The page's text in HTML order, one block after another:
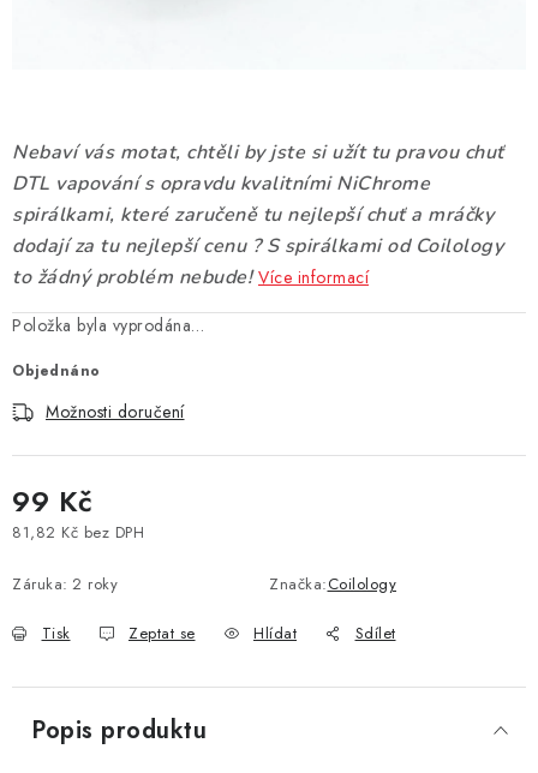
PŘÍSLUŠENSTVÍ
ZNAČKY
Vše o nákupu Jak reklamovat či vrátit zboží
Kontakty
Nebaví vás motat, chtěli by jste si užít tu pravou chuť
DTL vapování s opravdu kvalitními NiChrome
spirálkami, které zaručeně tu nejlepší chuť a mráčky
dodají za tu nejlepší cenu ? S spirálkami od Coilology
to žádný problém nebude! Více informací
Položka byla vyprodána…
Objednáno
Možnosti doručení
99 Kč
81,82 Kč bez DPH
Záruka: 2 roky Značka:Coilology
Tisk Zeptat se Hlídat Sdílet
Popis produktu